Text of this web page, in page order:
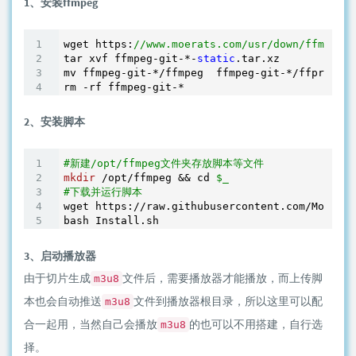
wget https: //www.moerats.com/usr/down/
tar xvf ffmpeg-git-*- static .tar.xz
mv ffmpeg-git-* /ffmpeg  ffmpeg-git-*/ffprobe
2、安装脚本
#新建/opt/ffmpeg文件夹存放脚本等文件
mkdir /opt/ffmpeg && cd $_
#下载并运行脚本
wget https://raw.githubusercontent.com/
3、启动播放器
由于切片生成 m3u8 文件后，需要播放器才能播放，而上传脚
本也会自动推送 m3u8 文件到播放器根目录，所以这里可以配
合一起用，当然自己会播放 m3u8 的也可以不用搭建，自行选
择。